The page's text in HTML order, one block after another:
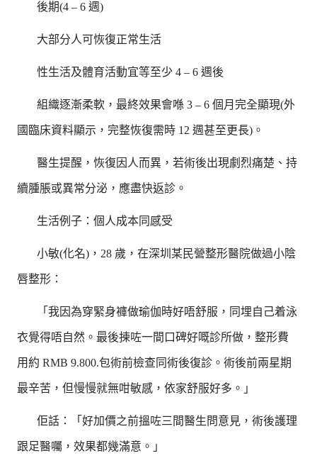
後期(4 – 6 週)
大部分人可恢復正常生活
性生活及體育活動宜等至少 4 – 6 週後
組織逐漸柔軟，最終效果會喺 3 – 6 個月完全顯現(外
國臨床資料顯示，完整恢復需時 12 週甚至更長)。
醫生提醒，恢復因人而異，若術後出現劇烈痛楚、持
續腫脹或異常分泌，應盡快返診。
生活例子：個人成本同感受
小敏(化名)，28 歲，在深圳某民營整形醫院做過小陰
唇整形：
「我因為穿緊身褲做瑜伽時好唔舒服，同埋自己着泳
衣覺得唔自然。最後揀咗一間口碑好嘅診所做，整形費
用約 RMB 9.800.包術前檢查同術後復診。術後前兩星期
最辛苦，但慢慢就無咁敏感，依家舒服好多。」
佢話：「好加價之前搵咗三間醫生問意見，術後護理
跟足醫囑，效果都幾滿意。」